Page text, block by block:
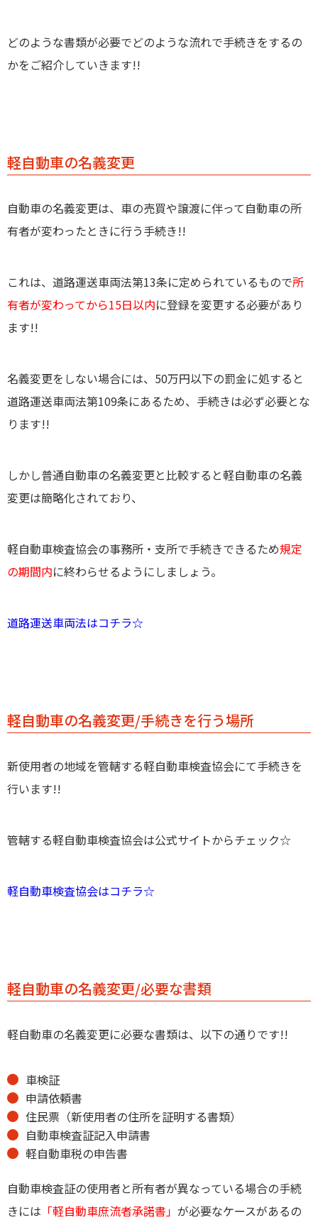
どのような書類が必要でどのような流れで手続きをするの
かをご紹介していきます!!
軽自動車の名義変更
自動車の名義変更は、車の売買や譲渡に伴って自動車の所
有者が変わったときに行う手続き!!
これは、道路運送車両法第13条に定められているもので所
有者が変わってから15日以内に登録を変更する必要があり
ます!!
名義変更をしない場合には、 50万円以下の罰金に処すると
道路運送車両法第109条にあるため、手続きは必ず必要とな
ります!!
しかし普通自動車の名義変更と比較すると軽自動車の名義
変更は簡略化されており、
軽自動車検査協会の事務所・支所で手続きできるため規定
の期間内に終わらせるようにしましょう。
道路運送車両法はコチラ☆
軽自動車の名義変更/手続きを行う場所
新使用者の地域を管轄する軽自動車検査協会にて手続きを
行います!!
管轄する軽自動車検査協会は公式サイトからチェック☆
軽自動車検査協会はコチラ☆
軽自動車の名義変更/必要な書類
軽自動車の名義変更に必要な書類は、以下の通りです!!
車検証
申請依頼書
住民票（新使用者の住所を証明する書類）
自動車検査証記入申請書
軽自動車税の申告書
自動車検査証の使用者と所有者が異なっている場合の手続
きには 「軽自動車庶流者承諾書」 が必要なケースがあるの